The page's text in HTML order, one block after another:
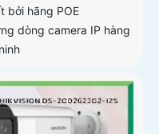
bởi hãng POE
dòng camera IP hàng